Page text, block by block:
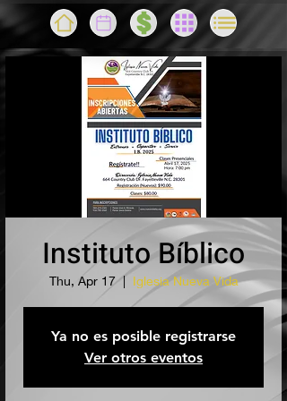
Instituto Bíblico
Thu, Apr 17
  |
Iglesia Nueva Vida
Ya no es posible registrarse
Ver otros eventos